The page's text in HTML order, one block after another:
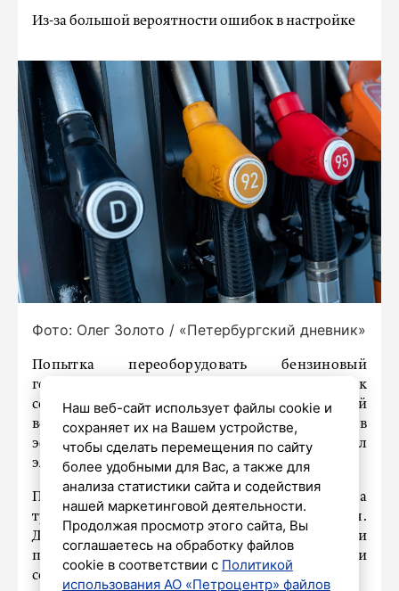
Из-за большой вероятности ошибок в настройке
Фото: Олег Золото / «Петербургский дневник»
Попытка переоборудовать бензиновый
генератор для работы на газе может привести к
серьезным последствиям из-за высокой
вероятности ошибок при настройке. Об этом в
эфире телеканала «Крым 24 » предупредил
электрик шестого разряда Андрей Кириченко.
По его словам, модификация генератора
требует точных регулировок оборудования.
Даже незначительная ошибка при изменении
подачи топлива или настройке нагрузки
создает большие риски.
Наш веб-сайт использует файлы cookie и
сохраняет их на Вашем устройстве,
чтобы сделать перемещения по сайту
более удобными для Вас, а также для
анализа статистики сайта и содействия
нашей маркетинговой деятельности.
Продолжая просмотр этого сайта, Вы
соглашаетесь на обработку файлов
cookie в соответствии с Политикой
использования АО «Петроцентр» файлов